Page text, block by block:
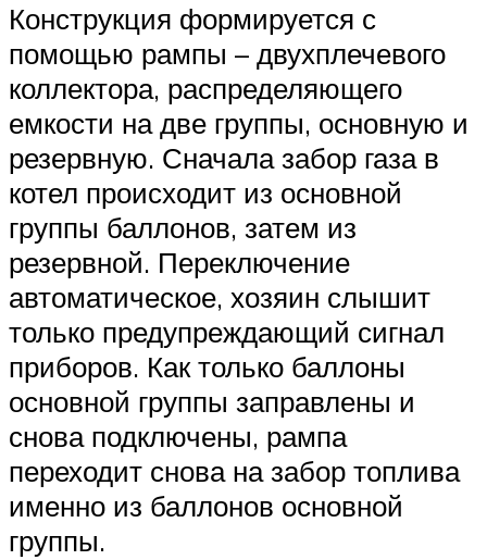
Конструкция формируется с
помощью рампы – двухплечевого
коллектора, распределяющего
емкости на две группы, основную и
резервную. Сначала забор газа в
котел происходит из основной
группы баллонов, затем из
резервной. Переключение
автоматическое, хозяин слышит
только предупреждающий сигнал
приборов. Как только баллоны
основной группы заправлены и
снова подключены, рампа
переходит снова на забор топлива
именно из баллонов основной
группы.